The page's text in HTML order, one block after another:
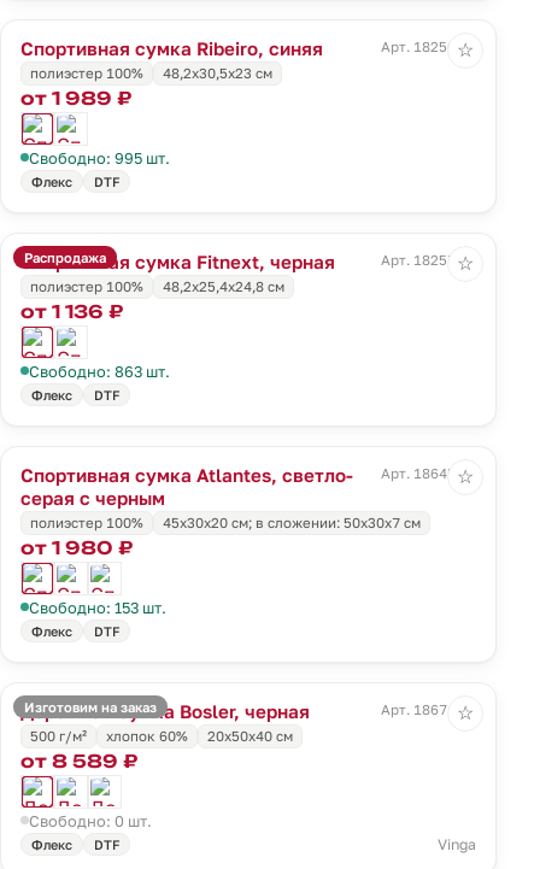
Спортивная сумка Ribeiro, синяя
Арт. 18256.40
полиэстер 100%
48,2x30,5x23 cм
от 1 989 ₽
Свободно: 995 шт.
Флекс DTF
☆
Распродажа
Спортивная сумка Fitnext, черная
Арт. 18257.30
полиэстер 100%
48,2х25,4х24,8 см
от 1 136 ₽
Свободно: 863 шт.
Флекс DTF
☆
Спортивная сумка Atlantes, светло-
серая с черным
Арт. 18645.13
полиэстер 100% 45х30х20 см; в сложении: 50х30х7 см
от 1 980 ₽
Свободно: 153 шт.
Флекс DTF
☆
Изготовим на заказ
Дорожная сумка Bosler, черная
Арт. 18671.30
500 г/м²
хлопок 60% 20х50х40 см
от 8 589 ₽
Свободно: 0 шт.
Флекс DTF Vinga
☆